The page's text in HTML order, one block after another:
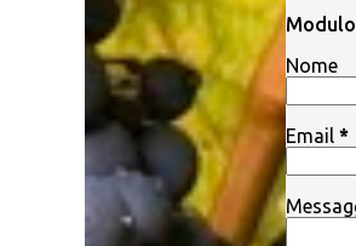
Nome
Email *